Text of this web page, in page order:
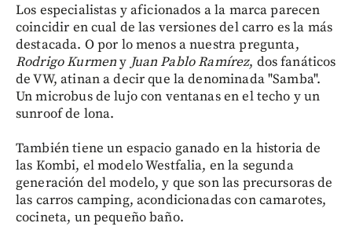
Los especialistas y aficionados a la marca parecen
coincidir en cual de las versiones del carro es la más
destacada. O por lo menos a nuestra pregunta,
Rodrigo Kurmeny Juan Pablo Ramírez, dos fanáticos
de VW, atinan a decir que la denominada "Samba".
Un microbus de lujo con ventanas en el techo y un
sunroof de lona.
También tiene un espacio ganado en la historia de
las Kombi, el modelo Westfalia, en la segunda
generación del modelo, y que son las precursoras de
las carros camping, acondicionadas con camarotes,
cocineta, un pequeño baño.